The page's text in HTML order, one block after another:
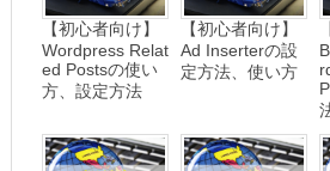
【初心者向け】
Wordpress Relat
ed Postsの使い
方、設定方法
【初心者向け】
Ad Inserterの設
定方法、使い方